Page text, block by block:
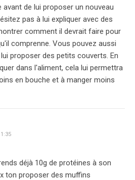
avant de lui proposer un nouveau
pas à lui expliquer avec des
comment il devrait faire pour
comprenne. Vous pouvez aussi
proposer des petits couverts. En
dans l'aliment, cela lui permettra
en bouche et à manger moins
déjà 10g de protéines à son
ton proposer des muffins